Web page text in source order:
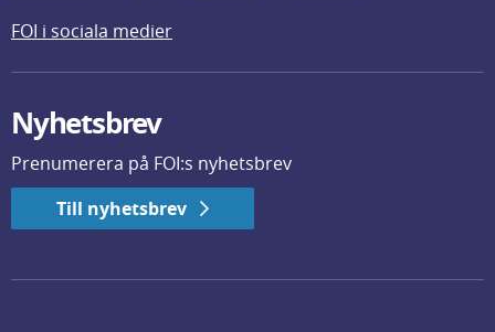
FOI i sociala medier
Nyhetsbrev
Prenumerera på FOI:s nyhetsbrev
Till nyhetsbrev